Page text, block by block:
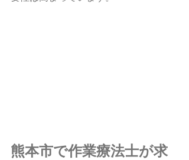
熊本市で作業療法士が求